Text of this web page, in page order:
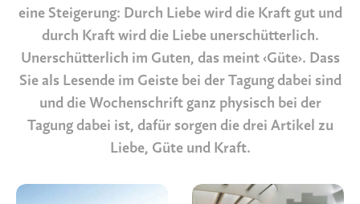
eine Steigerung: Durch Liebe wird die Kraft gut und
durch Kraft wird die Liebe unerschütterlich.
Unerschütterlich im Guten, das meint ‹Güte›. Dass
Sie als Lesende im Geiste bei der Tagung dabei sind
und die Wochenschrift ganz physisch bei der
Tagung dabei ist, dafür sorgen die drei Artikel zu
Liebe, Güte und Kraft.